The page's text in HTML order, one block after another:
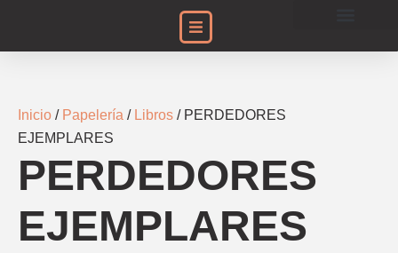
contenido
Inicio / Papelería / Libros / PERDEDORES
EJEMPLARES
PERDEDORES
EJEMPLARES
cantidad